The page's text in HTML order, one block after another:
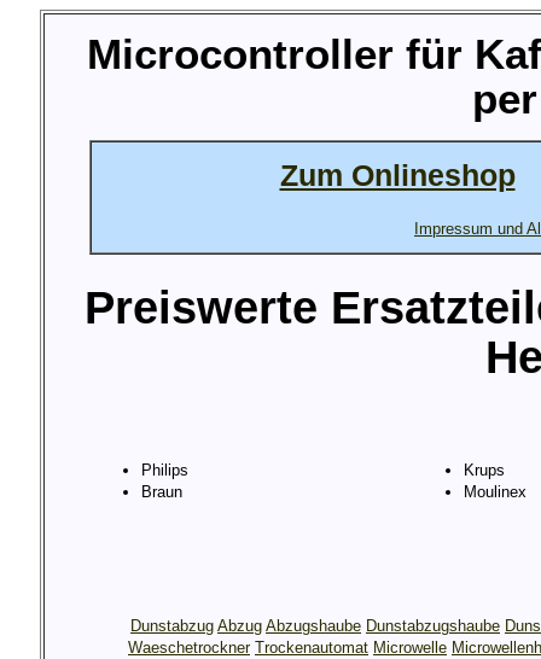
Microcontroller für
Zum Onlineshop
Impressum und
Preiswerte
Philips
Braun
Krups
Moulinex
Dunstabzug Abzug Abzugshaube Dunstabzugshaube
Waeschetrockner Trockenautomat Microwelle